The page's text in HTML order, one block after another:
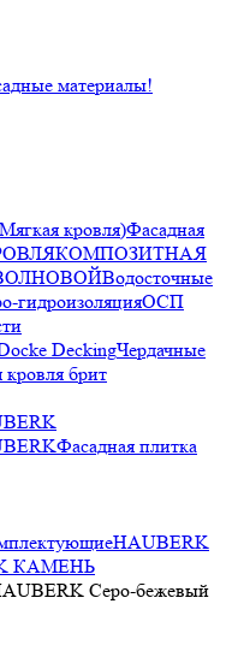
материалы!
кровля)Фасадная
КОМПОЗИТНАЯ
Водосточные
гидроизоляцияОСП
DeckingЧердачные
кровля брит
Фасадная плитка
HAUBERK
КАМЕНЬ
Серо-бежевый